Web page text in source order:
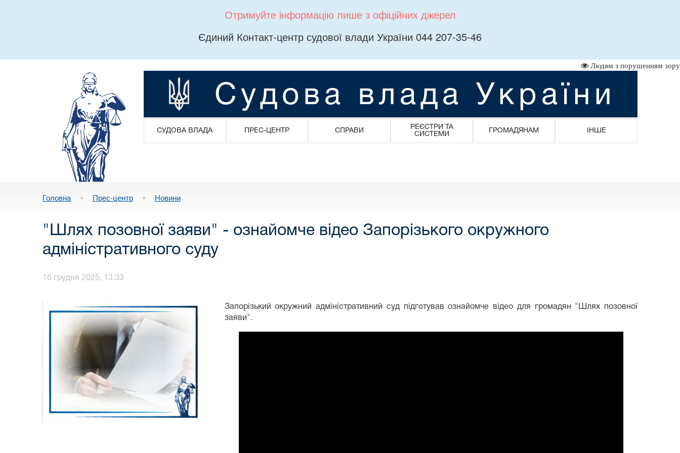
Отримуйте інформацію лише з офіційних джерел
Єдиний Контакт-центр судової влади України 044 207-35-46
Людям з порушенням зору
Судова влада України
СУДОВА ВЛАДА ПРЕС-ЦЕНТР СПРАВИ
РЕЄСТРИ ТА
СИСТЕМИ
ГРОМАДЯНАМ ІНШЕ
Головна • Прес-центр • Новини
"Шлях позовної заяви" - ознайомче відео Запорізького окружного
адміністративного суду
16 грудня 2025, 13:33
Запорізький окружний адміністративний суд підготував ознайомче відео для громадян "Шлях позовної
заяви".